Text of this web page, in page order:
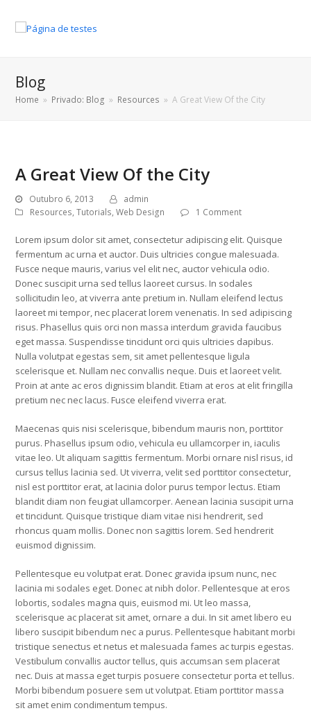
Blog
Home » Privado: Blog » Resources » A Great View Of the City
A Great View Of the City
Outubro 6, 2013
admin
Resources,Tutorials,Web Design 1 Comment
Lorem ipsum dolor sit amet, consectetur adipiscing elit. Quisque
fermentum ac urna et auctor. Duis ultricies congue malesuada.
Fusce neque mauris, varius vel elit nec, auctor vehicula odio.
Donec suscipit urna sed tellus laoreet cursus. In sodales
sollicitudin leo, at viverra ante pretium in. Nullam eleifend lectus
laoreet mi tempor, nec placerat lorem venenatis. In sed adipiscing
risus. Phasellus quis orci non massa interdum gravida faucibus
eget massa. Suspendisse tincidunt orci quis ultricies dapibus.
Nulla volutpat egestas sem, sit amet pellentesque ligula
scelerisque et. Nullam nec convallis neque. Duis et laoreet velit.
Proin at ante ac eros dignissim blandit. Etiam at eros at elit fringilla
pretium nec nec lacus. Fusce eleifend viverra erat.
Maecenas quis nisi scelerisque, bibendum mauris non, porttitor
purus. Phasellus ipsum odio, vehicula eu ullamcorper in, iaculis
vitae leo. Ut aliquam sagittis fermentum. Morbi ornare nisl risus, id
cursus tellus lacinia sed. Ut viverra, velit sed porttitor consectetur,
nisl est porttitor erat, at lacinia dolor purus tempor lectus. Etiam
blandit diam non feugiat ullamcorper. Aenean lacinia suscipit urna
et tincidunt. Quisque tristique diam vitae nisi hendrerit, sed
rhoncus quam mollis. Donec non sagittis lorem. Sed hendrerit
euismod dignissim.
Pellentesque eu volutpat erat. Donec gravida ipsum nunc, nec
lacinia mi sodales eget. Donec at nibh dolor. Pellentesque at eros
lobortis, sodales magna quis, euismod mi. Ut leo massa,
scelerisque ac placerat sit amet, ornare a dui. In sit amet libero eu
libero suscipit bibendum nec a purus. Pellentesque habitant morbi
tristique senectus et netus et malesuada fames ac turpis egestas.
Vestibulum convallis auctor tellus, quis accumsan sem placerat
nec. Duis at massa eget turpis posuere consectetur porta et tellus.
Morbi bibendum posuere sem ut volutpat. Etiam porttitor massa
sit amet enim condimentum tempus.